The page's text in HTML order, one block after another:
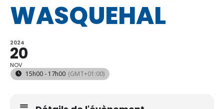
WASQUEHAL
2024
20
NOV
15h00 - 17h00 (GMT+01:00)